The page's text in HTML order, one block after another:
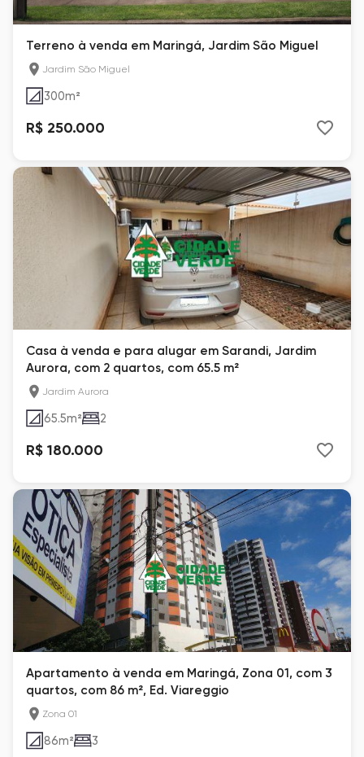
Terreno à venda em Maringá, Jardim São Miguel
Jardim São Miguel
300m²
R$ 250.000
Casa à venda e para alugar em Sarandi, Jardim
Aurora, com 2 quartos, com 65.5 m²
Jardim Aurora
65.5m² 2
R$ 180.000
Apartamento à venda em Maringá, Zona 01, com 3
quartos, com 86 m², Ed. Viareggio
Zona 01
86m² 3